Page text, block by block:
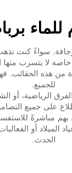
للماء
سواءً كنت
لا يتسرب منها
من هذه
للجميع.
الرياضية، أو
على جميع
مباشرةً
الميلاد أو
الحدث.